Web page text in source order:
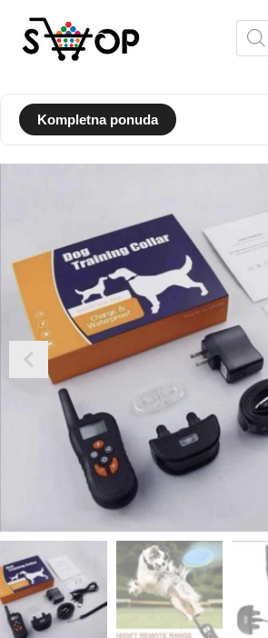
Kompletna ponuda